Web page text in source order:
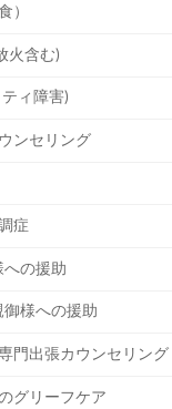
）
火含む)
ィ障害)
ンセリング
症
の援助
様への援助
門出張カウンセリング
グリーフケア